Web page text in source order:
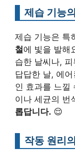
제습 기능
제습 기능은 특
철에 빛을 발해
습한 날씨나,
답답한 날, 에
인 효과를 느낄
이나 세균의 번
롭답니다. 😌
작동 원리